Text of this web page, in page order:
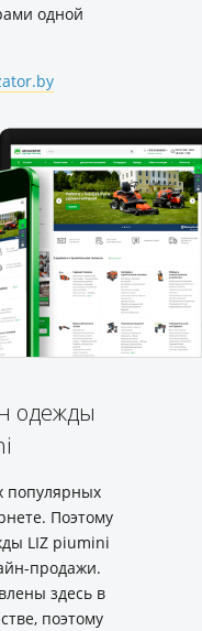
одной
одежды
популярных
Поэтому
LIZ piumini
продажи.
здесь в
поэтому